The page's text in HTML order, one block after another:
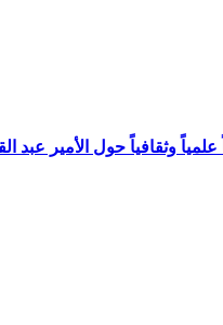
وثقافياً حول الأمير عبد